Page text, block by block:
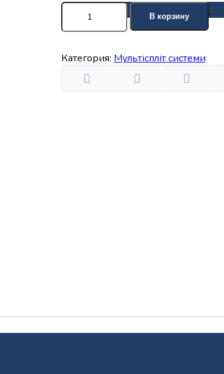
Количество
товара
NCI3M27EFIHMeu
Зовнішній
В корзину
Категория: Мультіспліт системи